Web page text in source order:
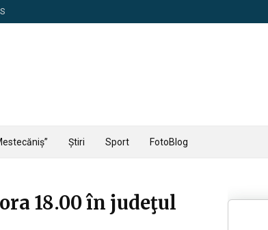
Știri Sport FotoBlog
18.00 în judeţul